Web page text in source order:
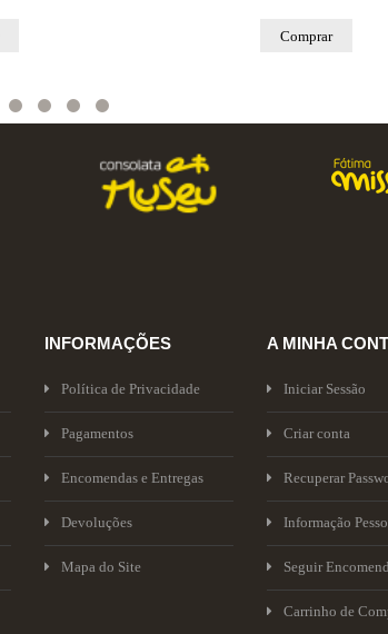
Comprar
INFORMAÇÕES
Política de Privacidade
Pagamentos
Encomendas e Entregas
Devoluções
Mapa do Site
A MINHA
Iniciar Sessão
Criar conta
Recuperar
Informação
Seguir
Carrinho de